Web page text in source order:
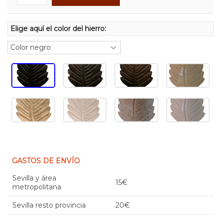
Elige aquí el color del hierro:
GASTOS DE ENVÍO
Sevilla y área
metropolitana
15€
Sevilla resto provincia 20€